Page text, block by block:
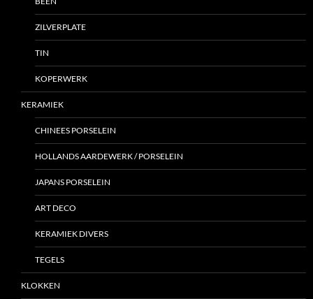
ZILVERPLATE
TIN
KOPERWERK
KERAMIEK
CHINEES PORSELEIN
HOLLANDS AARDEWERK / PORSELEIN
JAPANS PORSELEIN
ART DECO
KERAMIEK DIVERS
TEGELS
KLOKKEN